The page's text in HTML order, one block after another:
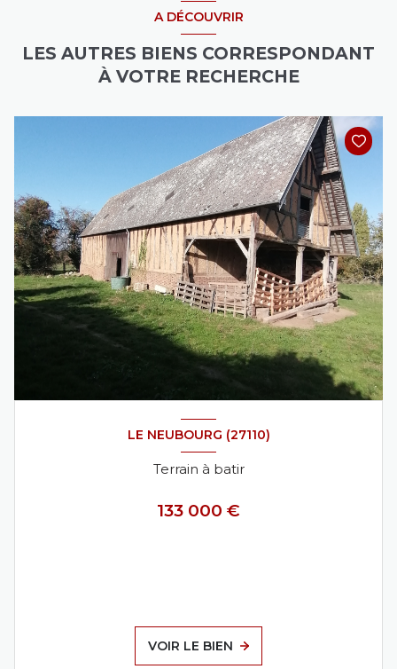
A DÉCOUVRIR
LES AUTRES BIENS CORRESPONDANT
À VOTRE RECHERCHE
LE NEUBOURG (27110)
Terrain à batir
133 000 €
VOIR LE BIEN